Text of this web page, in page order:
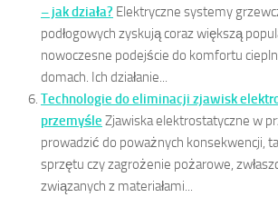
– jak działa? Elektryczne systemy
podłogowych zyskują coraz większą
nowoczesne podejście do komfortu
domach. Ich działanie...
Technologie do eliminacji zjawisk
przemyśle Zjawiska elektrostatyczne w
prowadzić do poważnych konsekwencji,
sprzętu czy zagrożenie pożarowe,
związanych z materiałami...